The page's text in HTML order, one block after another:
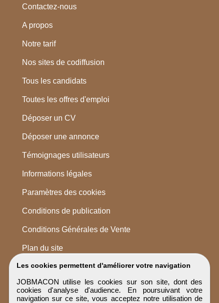
Les cookies permettent d'améliorer votre navigation
JOBMACON utilise les cookies sur son site, dont des
cookies d'analyse d'audience. En poursuivant votre
navigation sur ce site, vous acceptez notre utilisation de
Contactez-nous
A propos
Notre tarif
Nos sites de codiffusion
Tous les candidats
Toutes les offres d'emploi
Déposer un CV
Déposer une annonce
Témoignages utilisateurs
Informations légales
Paramètres des cookies
Conditions de publication
Conditions Générales de Vente
Plan du site